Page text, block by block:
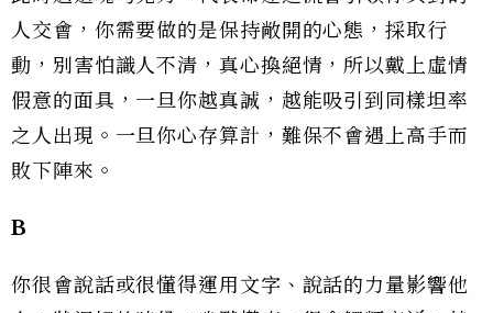
人交會，你需要做的是保持敞開的心態，採取行
動，別害怕識人不清，真心換絕情，所以戴上虛情
假意的面具，一旦你越真誠，越能吸引到同樣坦率
之人出現。一旦你心存算計，難保不會遇上高手而
敗下陣來。
B
你很會說話或很懂得運用文字、說話的力量影響他